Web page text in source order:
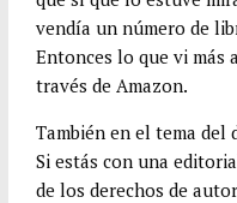
vendía un número de
Entonces lo que vi más
través de Amazon.
También en el tema del
Si estás con una
de los derechos de